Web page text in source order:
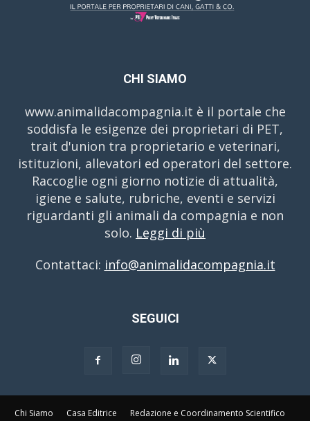
CHI SIAMO
www.animalidacompagnia.it è il portale che
soddisfa le esigenze dei proprietari di PET,
trait d'union tra proprietario e veterinari,
istituzioni, allevatori ed operatori del settore.
Raccoglie ogni giorno notizie di attualità,
igiene e salute, rubriche, eventi e servizi
riguardanti gli animali da compagnia e non
solo. Leggi di più
Contattaci: info@animalidacompagnia.it
SEGUICI
Chi Siamo Casa Editrice Redazione e Coordinamento Scientifico